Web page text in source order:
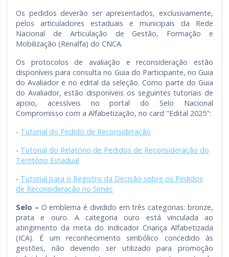
Os pedidos deverão ser apresentados, exclusivamente,
pelos articuladores estaduais e municipais da Rede
Nacional de Articulação de Gestão, Formação e
Mobilização (Renalfa) do CNCA.
Os protocolos de avaliação e reconsideração estão
disponíveis para consulta no Guia do Participante, no Guia
do Avaliador e no edital da seleção. Como parte do Guia
do Avaliador, estão disponíveis os seguintes tutoriais de
apoio, acessíveis no portal do Selo Nacional
Compromisso com a Alfabetização, no card "Edital 2025":
- Tutorial do Pedido de Reconsideração
- Tutorial do Relatório de Pedidos de Reconsideração do
Território Estadual
- Tutorial para o Registro da Decisão sobre os Pedidos
de Reconsideração no Simec
Selo – O emblema é dividido em três categorias: bronze,
prata e ouro. A categoria ouro está vinculada ao
atingimento da meta do Indicador Criança Alfabetizada
(ICA). É um reconhecimento simbólico concedido às
gestões, não devendo ser utilizado para promoção